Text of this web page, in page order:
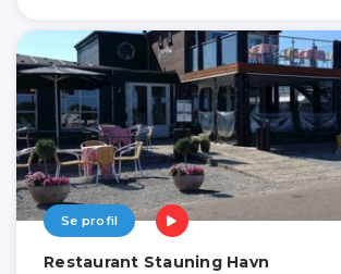
Se profil
Restaurant Stauning Havn